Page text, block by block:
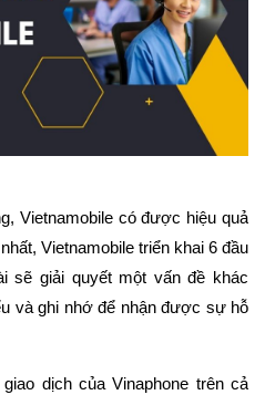
Vietnamobile có được hiệu quả
Vietnamobile triển khai 6 đầu
sẽ giải quyết một vấn đề khác
và ghi nhớ để nhận được sự hỗ
dịch của Vinaphone trên cả